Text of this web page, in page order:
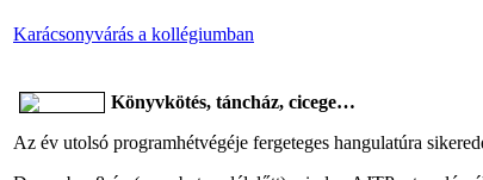
Karácsonyvárás a kollégiumban
Könyvkötés, táncház, cicege…
Az év utolsó programhétvégéje fergeteges hangulatúra